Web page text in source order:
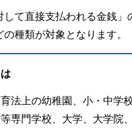
して直接支払われる金銭
種類が対象となります。
法上の幼稚園、小・中学
専門学校、大学、大学院